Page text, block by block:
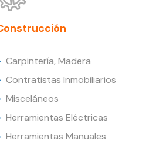
Carpintería, Madera
Contratistas Inmobiliarios
Misceláneos
Herramientas Eléctricas
Herramientas Manuales